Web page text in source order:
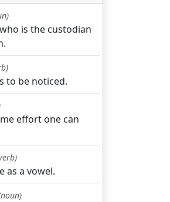
is the custodian
to be noticed.
effort one can
as a vowel.